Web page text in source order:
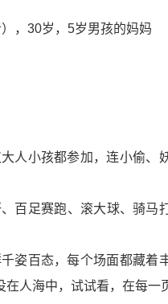
，30岁，5岁男孩的妈妈
人小孩都参加，连小偷、
百足赛跑、滚大球、骑
姿百态，每个场面都藏着
人海中，试试看，在每一页